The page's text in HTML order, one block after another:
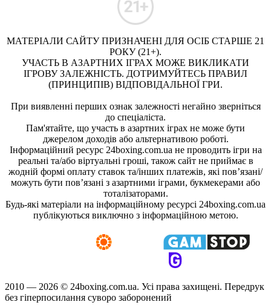
МАТЕРІАЛИ САЙТУ ПРИЗНАЧЕНІ ДЛЯ ОСІБ СТАРШЕ 21
РОКУ (21+).
УЧАСТЬ В АЗАРТНИХ ІГРАХ МОЖЕ ВИКЛИКАТИ
ІГРОВУ ЗАЛЕЖНІСТЬ. ДОТРИМУЙТЕСЬ ПРАВИЛ
(ПРИНЦИПІВ) ВІДПОВІДАЛЬНОЇ ГРИ.
При виявленні перших ознак залежності негайно зверніться
до спеціаліста.
Пам'ятайте, що участь в азартних іграх не може бути
джерелом доходів або альтернативою роботі.
Інформаційний ресурс 24boxing.com.ua не проводить ігри на
реальні та/або віртуальні гроші, також сайт не приймає в
жодній формі оплату ставок та/інших платежів, які пов’язані/
можуть бути пов’язані з азартними іграми, букмекерами або
тоталізаторами.
Будь-які матеріали на інформаційному ресурсі 24boxing.com.ua
публікуються виключно з інформаційною метою.
2010 — 2026 © 24boxing.com.ua. Усi права захищенi. Передрук
без гіперпосилання суворо заборонений